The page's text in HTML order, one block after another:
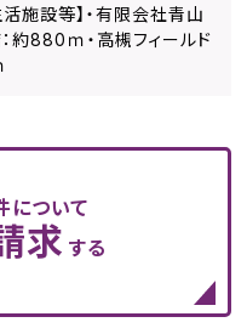
施設等】・有限会社青山
約880ｍ・高槻フィールド
について
求 する